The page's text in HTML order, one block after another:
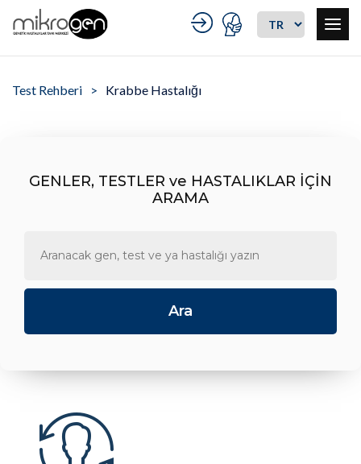
Test Rehberi Krabbe Hastalığı
GENLER, TESTLER ve HASTALIKLAR İÇİN
ARAMA